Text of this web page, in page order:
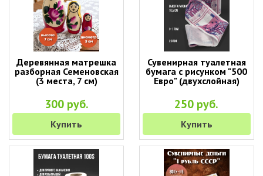
Деревянная матрешка
разборная Семеновская
(3 места, 7 см)
300 руб.
Купить
Сувенирная туалетная
бумага с рисунком "500
Евро" (двухслойная)
250 руб.
Купить